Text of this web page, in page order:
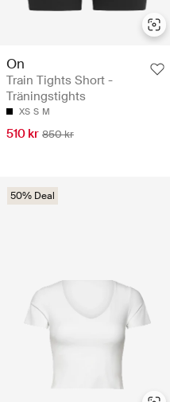
On
Train Tights Short -
Träningstights
XS S M
510 kr 850 kr
50% Deal